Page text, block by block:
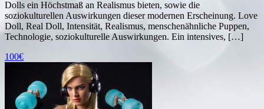
Dolls ein Höchstmaß an Realismus bieten, sowie die
soziokulturellen Auswirkungen dieser modernen Erscheinung. Love
Doll, Real Doll, Intensität, Realismus, menschenähnliche Puppen,
Technologie, soziokulturelle Auswirkungen. Ein intensives, […]
100€